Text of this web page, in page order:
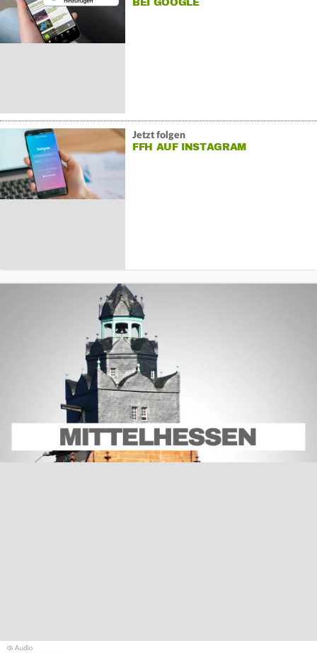
Jetzt folgen
FFH AUF INSTAGRAM